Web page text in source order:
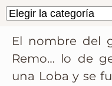
El nombre del
Remo… lo de
una Loba y se